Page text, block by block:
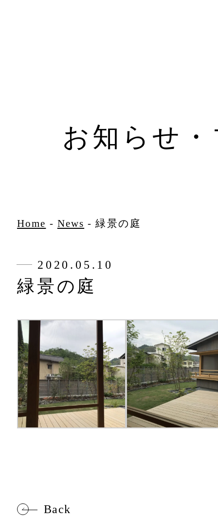
お知らせ
Home - News -緑景の庭
2020.05.10
緑景の庭
Back